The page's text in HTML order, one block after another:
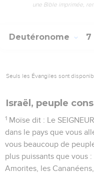
une Bible imprimée,
Deutéronome 7
Seuls les Évangiles sont
Israël, peuple
1 Moïse dit : Le
dans le pays que vous
vous beaucoup de
plus puissants que vous
Amorites, les